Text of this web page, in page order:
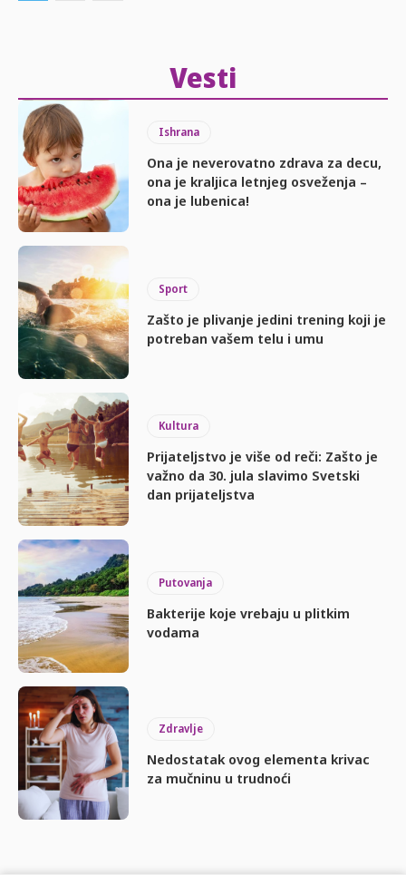
Vesti
Ishrana
Ona je neverovatno zdrava za decu,
ona je kraljica letnjeg osveženja –
ona je lubenica!
Sport
Zašto je plivanje jedini trening koji je
potreban vašem telu i umu
Kultura
Prijateljstvo je više od reči: Zašto je
važno da 30. jula slavimo Svetski
dan prijateljstva
Putovanja
Bakterije koje vrebaju u plitkim
vodama
Zdravlje
Nedostatak ovog elementa krivac
za mučninu u trudnoći